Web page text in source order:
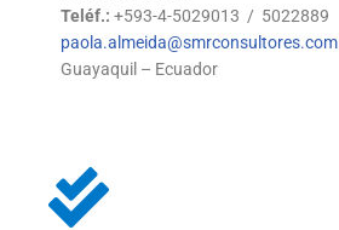
Teléf.: +593-4-5029013 / 5022889
paola.almeida@smrconsultores.com
Guayaquil – Ecuador